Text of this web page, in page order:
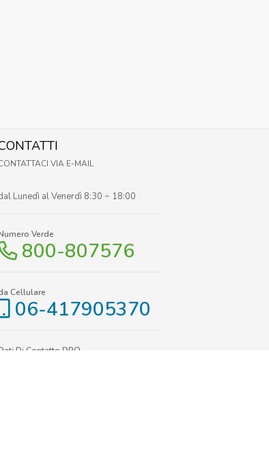
VIA E-MAIL
Lunedì al Venerdì 8:30 ÷ 18:00
Verde
800-807576
Cellulare
06-417905370
Di Contatto DPO